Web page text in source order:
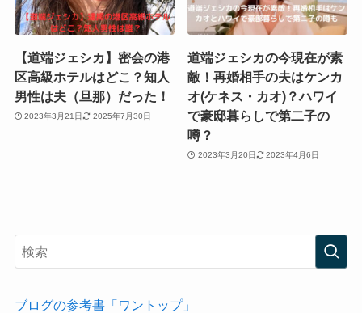
【道端ジェシカ】密会の港
区高級ホテルはどこ？知人
男性は夫（旦那）だった！
2023年3月21日 2025年7月30日
道端ジェシカの今現在が素
敵！再婚相手の夫はケンカ
オ(ケネス・カオ)？ハワイ
で豪邸暮らしで第二子の
噂？
2023年3月20日 2023年4月6日
ブログの参考書「ワントップ」